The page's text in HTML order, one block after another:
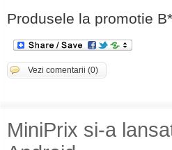
Produsele la promotie
Vezi comentarii (0)
MiniPrix si-a